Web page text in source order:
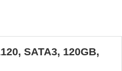
SATA3, 120GB,